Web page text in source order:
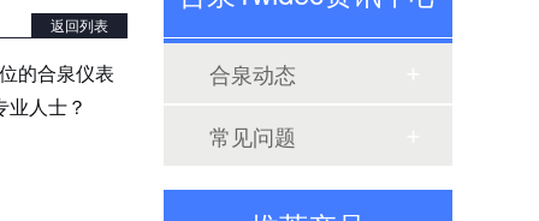
返回列表
的合泉仪表
人士？
合泉动态
常见问题